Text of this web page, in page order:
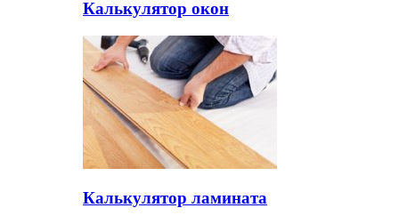
Калькулятор окон
Калькулятор ламината